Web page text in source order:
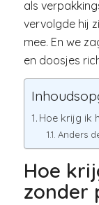
als
vervolgde hij
mee. En we
en doosjes
Hoe krijg ik
Anders
Hoe
zonder